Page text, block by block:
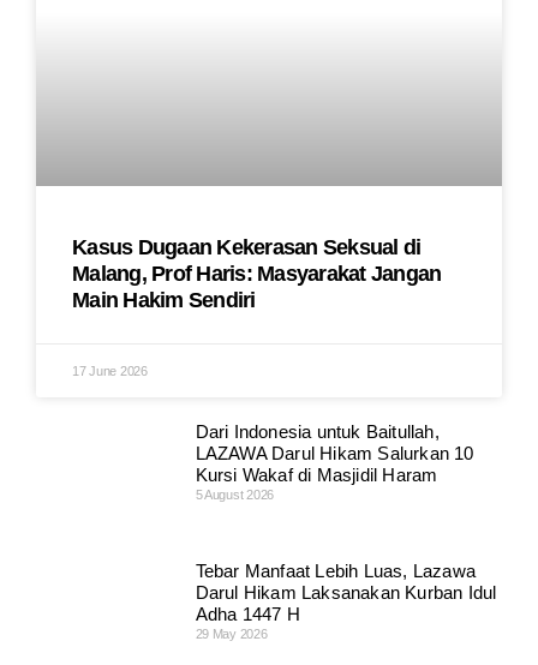
Kasus Dugaan Kekerasan Seksual di
Malang, Prof Haris: Masyarakat Jangan
Main Hakim Sendiri
17 June 2026
Dari Indonesia untuk Baitullah,
LAZAWA Darul Hikam Salurkan 10
Kursi Wakaf di Masjidil Haram
5 August 2026
Tebar Manfaat Lebih Luas, Lazawa
Darul Hikam Laksanakan Kurban Idul
Adha 1447 H
29 May 2026